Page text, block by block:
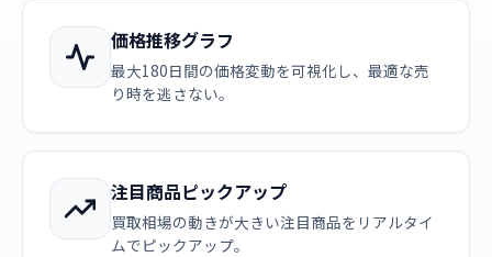
価格推移グラフ
最大180日間の価格変動を可視化し、最適な売
り時を逃さない。
注目商品ピックアップ
買取相場の動きが大きい注目商品をリアルタイ
ムでピックアップ。